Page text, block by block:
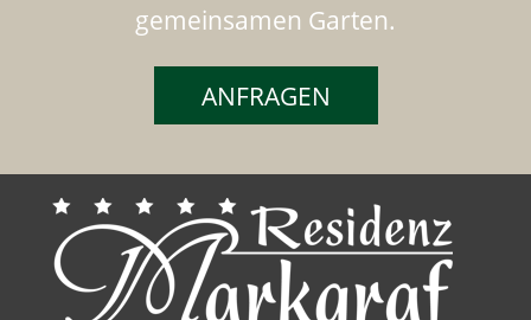
gemeinsamen Garten.
ANFRAGEN